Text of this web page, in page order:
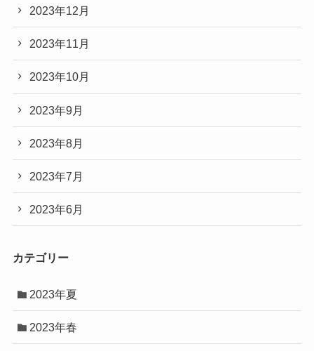
2023年12月
2023年11月
2023年10月
2023年9月
2023年8月
2023年7月
2023年6月
カテゴリー
2023年夏
2023年春